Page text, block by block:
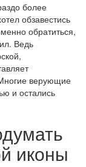
более
обзавестись
обратиться,
Ведь
верующие
и остались
иконы